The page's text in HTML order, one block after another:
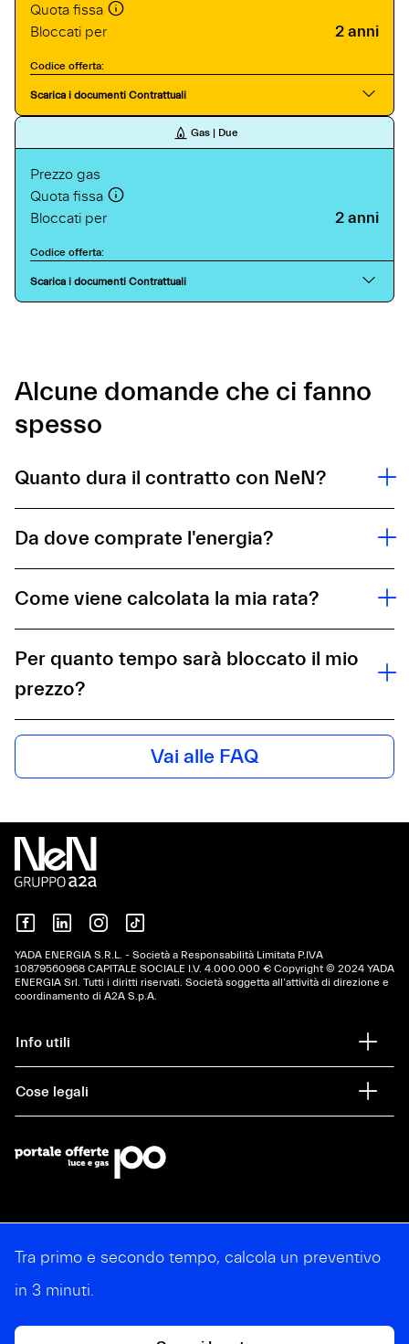
Quota fissa
Bloccati per
2 anni
Codice offerta:
Scarica i documenti Contrattuali
Gas | Due
Prezzo gas
Quota fissa
Bloccati per
2 anni
Codice offerta:
Scarica i documenti Contrattuali
Alcune domande che ci fanno
spesso
Quanto dura il contratto con NeN?
Da dove comprate l'energia?
Come viene calcolata la mia rata?
Per quanto tempo sarà bloccato il mio
prezzo?
Vai alle FAQ
YADA ENERGIA S.R.L. - Società a Responsabilità Limitata P.IVA
10879‍560968 CAPITALE SOCIALE I.V. 4.000.000 € Copyright © 2024 YADA
ENERGIA Srl. Tutti i diritti riservati. Società soggetta all’attività di direzione e
coordinamento di A2A S.p.A.
Info utili
Cose legali
Tra primo e secondo tempo, calcola un preventivo
in 3 minuti.